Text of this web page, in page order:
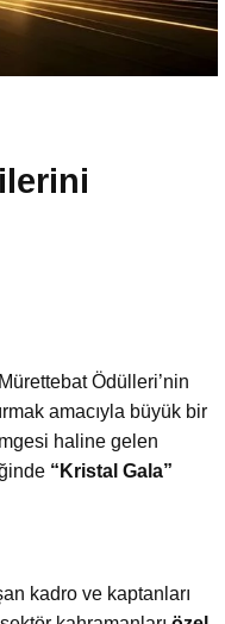
Ödülleri’nin
amacıyla büyük bir
haline gelen
“Kristal Gala”
kadro ve kaptanları